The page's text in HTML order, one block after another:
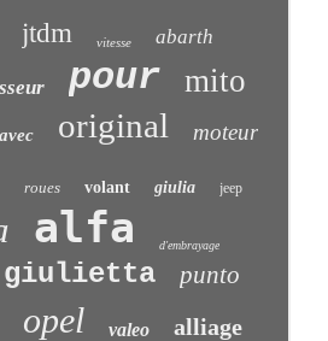
jtdm vitesse abarth
pour mito
avec original moteur
roues volant giulia jeep
alfa d'embrayage
giulietta punto
opel valeo alliage